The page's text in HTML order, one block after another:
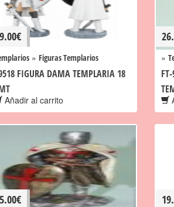
€
» Figuras Templarios
FIGURA DAMA TEMPLARIA 18
Añadir al carrito
»
€